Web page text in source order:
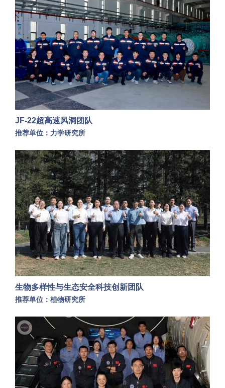
JF-22超高速风洞团队
推荐单位：力学研究所
生物多样性与生态安全科技创新团队
推荐单位：植物研究所